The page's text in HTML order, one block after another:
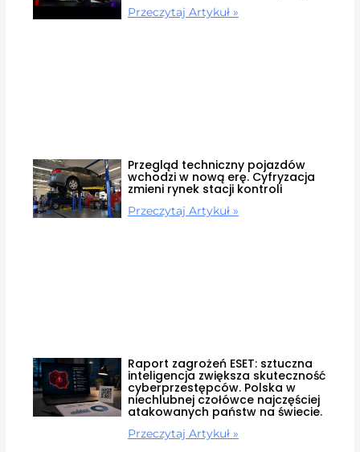
Przeczytaj Artykuł »
Przegląd techniczny pojazdów
wchodzi w nową erę. Cyfryzacja
zmieni rynek stacji kontroli
Przeczytaj Artykuł »
Raport zagrożeń ESET: sztuczna
inteligencja zwiększa skuteczność
cyberprzestępców. Polska w
niechlubnej czołówce najczęściej
atakowanych państw na świecie.
Przeczytaj Artykuł »